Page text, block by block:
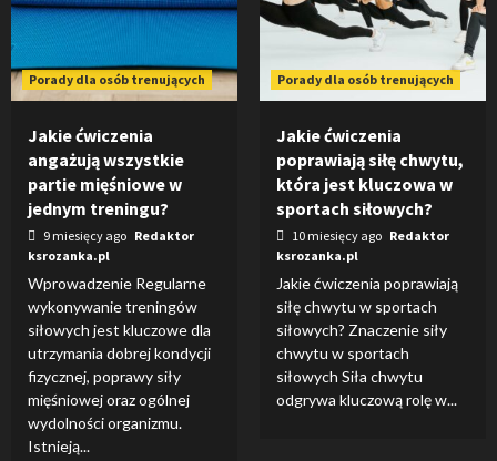
Porady dla osób trenujących
Jakie ćwiczenia
angażują wszystkie
partie mięśniowe w
jednym treningu?
9 miesięcy ago Redaktor
ksrozanka.pl
Wprowadzenie Regularne
wykonywanie treningów
siłowych jest kluczowe dla
utrzymania dobrej kondycji
fizycznej, poprawy siły
mięśniowej oraz ogólnej
wydolności organizmu.
Istnieją...
Porady dla osób trenujących
Jakie ćwiczenia
poprawiają siłę chwytu,
która jest kluczowa w
sportach siłowych?
10 miesięcy ago Redaktor
ksrozanka.pl
Jakie ćwiczenia poprawiają
siłę chwytu w sportach
siłowych? Znaczenie siły
chwytu w sportach
siłowych Siła chwytu
odgrywa kluczową rolę w...